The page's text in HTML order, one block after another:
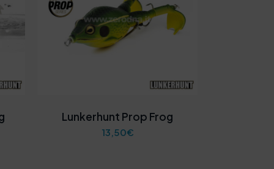
Lunkerhunt Prop Frog
13,50€